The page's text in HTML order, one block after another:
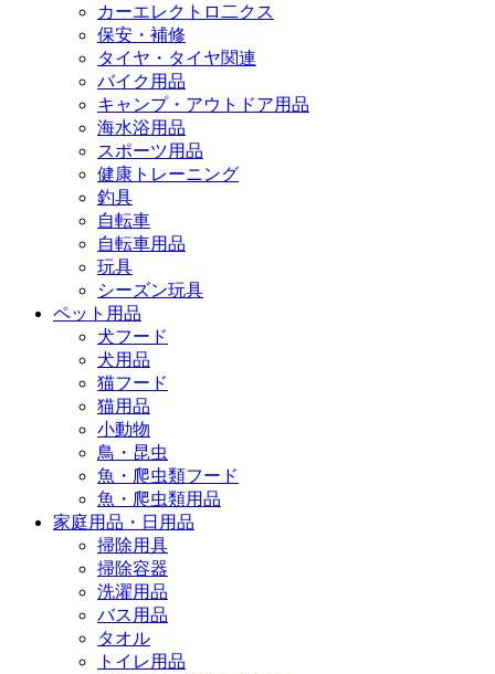
カーエレクトロ二クス
保安・補修
タイヤ・タイヤ関連
バイク用品
キャンプ・アウトドア用品
海水浴用品
スポーツ用品
健康トレーニング
釣具
自転車
自転車用品
玩具
シーズン玩具
ペット用品
犬フード
犬用品
猫フード
猫用品
小動物
鳥・昆虫
魚・爬虫類フード
魚・爬虫類用品
家庭用品・日用品
掃除用具
掃除容器
洗濯用品
バス用品
タオル
トイレ用品